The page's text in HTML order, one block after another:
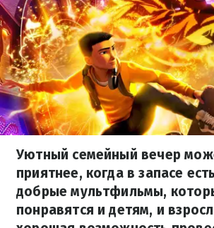
Уютный семейный вечер
приятнее, когда в запасе
добрые мультфильмы,
понравятся и детям, и